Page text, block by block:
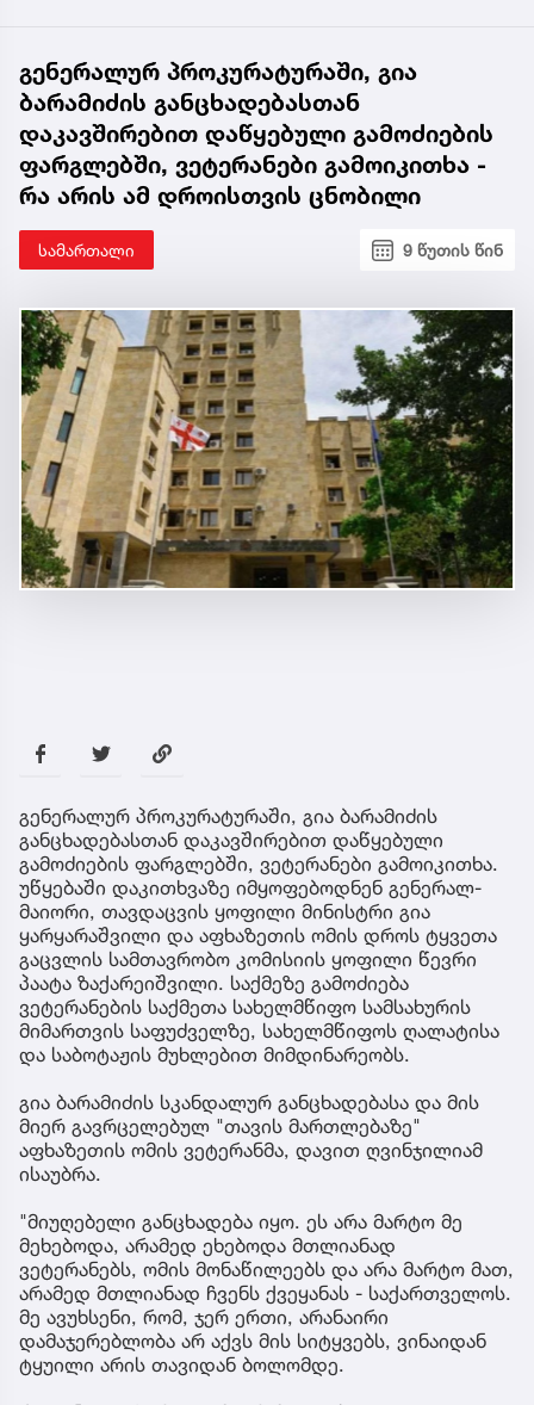
გენერალურ პროკურატურაში, გია
ბარამიძის განცხადებასთან
დაკავშირებით დაწყებული გამოძიების
ფარგლებში, ვეტერანები გამოიკითხა -
რა არის ამ დროისთვის ცნობილი
სამართალი 9 წუთის წინ
გენერალურ პროკურატურაში, გია ბარამიძის
განცხადებასთან დაკავშირებით დაწყებული
გამოძიების ფარგლებში, ვეტერანები გამოიკითხა.
უწყებაში დაკითხვაზე იმყოფებოდნენ გენერალ-
მაიორი, თავდაცვის ყოფილი მინისტრი გია
ყარყარაშვილი და აფხაზეთის ომის დროს ტყვეთა
გაცვლის სამთავრობო კომისიის ყოფილი წევრი
პაატა ზაქარეიშვილი. საქმეზე გამოძიება
ვეტერანების საქმეთა სახელმწიფო სამსახურის
მიმართვის საფუძველზე, სახელმწიფოს ღალატისა
და საბოტაჟის მუხლებით მიმდინარეობს.
გია ბარამიძის სკანდალურ განცხადებასა და მის
მიერ გავრცელებულ "თავის მართლებაზე"
აფხაზეთის ომის ვეტერანმა, დავით ღვინჯილიამ
ისაუბრა.
"მიუღებელი განცხადება იყო. ეს არა მარტო მე
მეხებოდა, არამედ ეხებოდა მთლიანად
ვეტერანებს, ომის მონაწილეებს და არა მარტო მათ,
არამედ მთლიანად ჩვენს ქვეყანას - საქართველოს.
მე ავუხსენი, რომ, ჯერ ერთი, არანაირი
დამაჯერებლობა არ აქვს მის სიტყვებს, ვინაიდან
ტყუილი არის თავიდან ბოლომდე.